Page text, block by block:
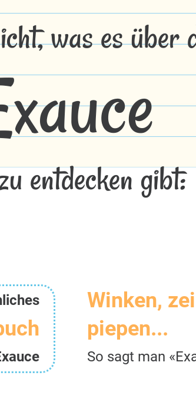
was es über
entdecken gibt:
Winken,
piepen...
So sagt man